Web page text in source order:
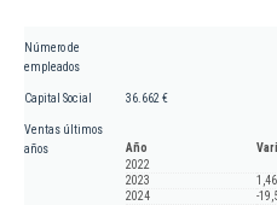
Número de
empleados
Capital Social 36.662 €
Ventas últimos
años
Año
2022
2023
2024
-